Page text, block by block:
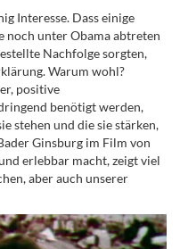
Interesse. Dass einige
noch unter Obama abtreten
Nachfolge sorgten,
Warum wohl?
positive
benötigt werden,
stehen und die sie stärken,
Ginsburg im Film von
erlebbar macht,zeigt viel
aber auch unserer